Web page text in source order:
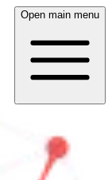
Open main menu